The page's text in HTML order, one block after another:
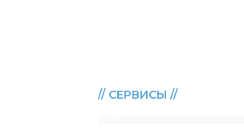
// СЕРВИСЫ //